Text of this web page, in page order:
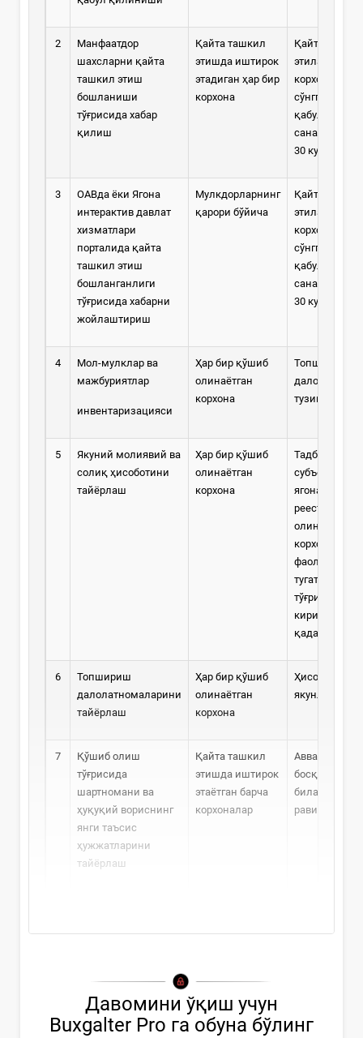
2
Манфаатдор
шахсларни қайта
ташкил этиш
бошланиши
тўғрисида хабар
қилиш
Қайта ташкил
этишда иштирок
этадиган ҳар бир
корхона
Қайта
этилаётган
сўнггиси
қабул қилган
санадан
30 кун
3
ОАВда ёки Ягона
интерактив давлат
хизматлари
порталида қайта
ташкил этиш
бошланганлиги
тўғрисида хабарни
жойлаштириш
Мулкдорларнинг
қарори бўйича
Қайта
этилаётган
сўнггиси
қабул қилган
санадан
30 кун
4
Мол-мулклар ва
мажбуриятлар
инвентаризацияси
Ҳар бир қўшиб
олинаётган
корхона
Топшириш
тузишдан
5
Якуний молиявий ва
солиқ ҳисоботини
тайёрлаш
Ҳар бир қўшиб
олинаётган
корхона
субъектлари
ягона давлат
реестрига
олинаётган
корхоналар
фаолияти
тўғрисида
киритилгунга
қадар
6
Топшириш
далолатномаларини
тайёрлаш
Ҳар бир қўшиб
олинаётган
корхона
Ҳисобот
якунлари
7
Қўшиб олиш
тўғрисида
шартномани ва
ҳуқуқий вориснинг
янги таъсис
ҳужжатларини
тайёрлаш
Қайта ташкил
этишда иштирок
этаётган барча
корхоналар
Аввалги
босқичлар
билан
равишда
Давомини ўқиш учун
Buxgalter Pro га обуна бўлинг